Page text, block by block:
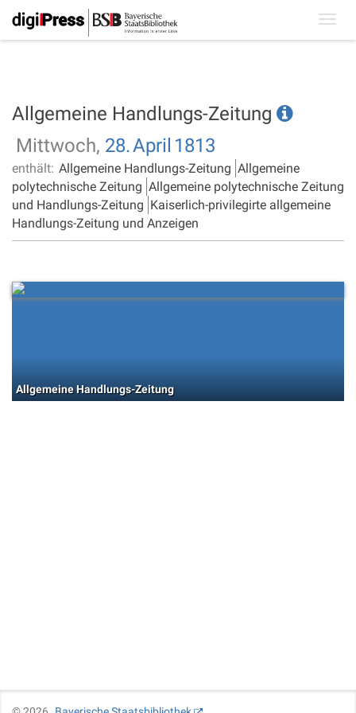
Allgemeine Handlungs-Zeitung
Mittwoch, 28.April 1813
enthält: Allgemeine Handlungs-Zeitung Allgemeine
polytechnische Zeitung Allgemeine polytechnische Zeitung
und Handlungs-Zeitung Kaiserlich-privilegirte allgemeine
Handlungs-Zeitung und Anzeigen
Allgemeine Handlungs-Zeitung